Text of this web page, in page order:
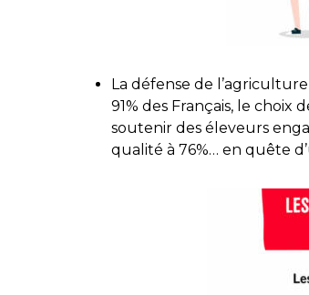
La défense de
91% des Français, le choix
soutenir des éleveurs
qualité à 76%… en quête